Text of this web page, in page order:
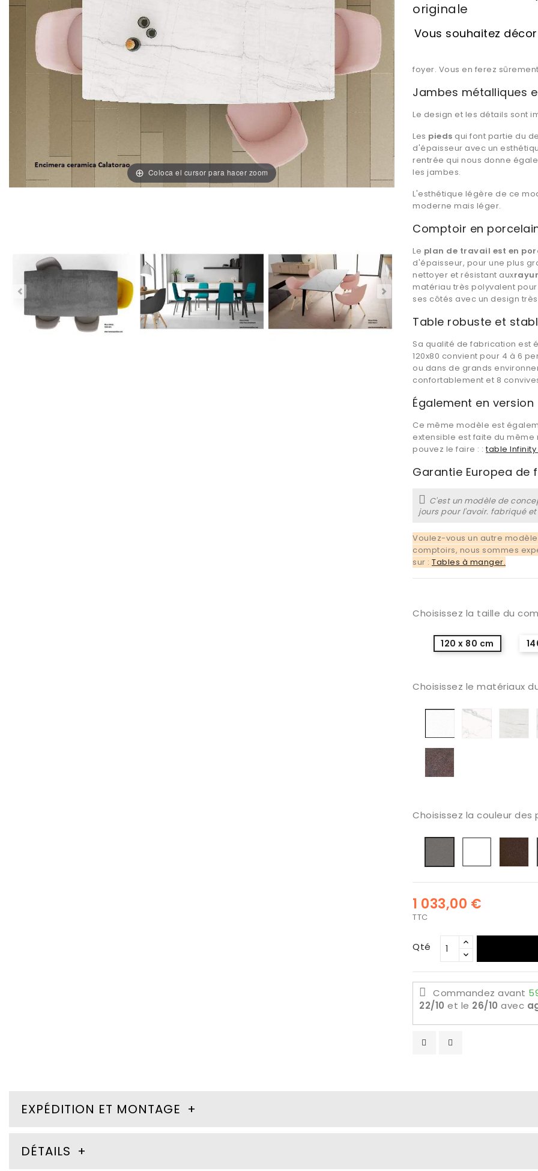
Coloca el cursor para hacer zoom
originale
Vous souhaitez
foyer. Vous en ferez
Jambes métalliques
Le design et les détails sont
Les pieds qui font partie du
d'épaisseur avec un
rentrée qui nous donne
les jambes.
L'esthétique légère de ce
moderne mais léger.
Comptoir en
Le plan de travail est en
d'épaisseur, pour une plus
nettoyer et résistant aux
matériau très polyvalent
ses côtés avec un design
Table robuste et
Sa qualité de fabrication est
120x80 convient pour 4 à 6
ou dans de grands
confortablement et 8
Également en version
Ce même modèle est
extensible est faite du
pouvez le faire : :table
Garantie Europea de
C'est un modèle de
jours pour l'avoir. fabriqué
Voulez-vous un autre
comptoirs, nous sommes
sur : Tables à manger.
Choisissez la taille du
120 x 80 cm
Choisissez le matériaux
Ceramiqué
Calaccata
Iron
Grey
Choisissez la couleur
1 033,00 €
TTC
Qté
Commandez avant
22/10 et le 26/10 avec
EXPÉDITION ET MONTAGE
DÉTAILS